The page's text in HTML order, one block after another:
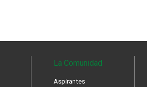
La Comunidad
Aspirantes